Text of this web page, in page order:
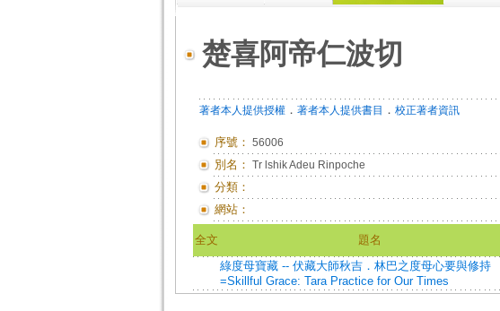
楚喜阿帝仁波切
著者本人提供授權． 著者本人提供書目 ． 校正著者資訊
序號： 56006
別名： Tr lshik Adeu Rinpoche
分類：
網站：
全文 題名
綠度母寶藏 -- 伏藏大師秋吉．林巴之度母心要與修持
=Skillful Grace: Tara Practice for Our Times